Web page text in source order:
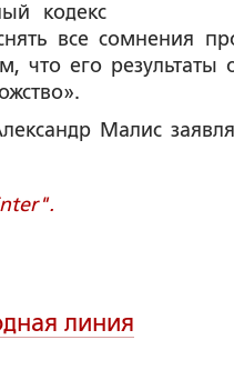
кодекс
все сомнения
его результаты
Малис
линия